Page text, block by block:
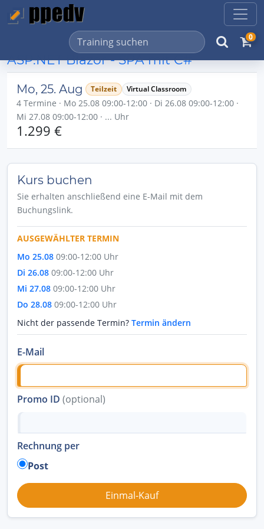
0
ASP.NET Blazor - SPA mit C#
Mo, 25. Aug Teilzeit Virtual Classroom
4 Termine · Mo 25.08 09:00-12:00 · Di 26.08 09:00-12:00 ·
Mi 27.08 09:00-12:00 · ... Uhr
1.299 €
Kurs buchen
Sie erhalten anschließend eine E-Mail mit dem
Buchungslink.
AUSGEWÄHLTER TERMIN
Mo 25.08 09:00-12:00 Uhr
Di 26.08 09:00-12:00 Uhr
Mi 27.08 09:00-12:00 Uhr
Do 28.08 09:00-12:00 Uhr
Nicht der passende Termin? Termin ändern
E-Mail
Promo ID (optional)
Rechnung per
Post